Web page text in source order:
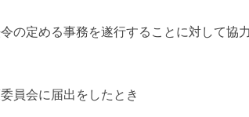
の定める事務を遂行することに対して協
員会に届出をしたとき